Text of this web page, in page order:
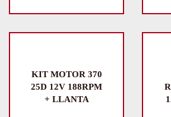
KIT MOTOR 370
25D 12V 188RPM
+ LLANTA